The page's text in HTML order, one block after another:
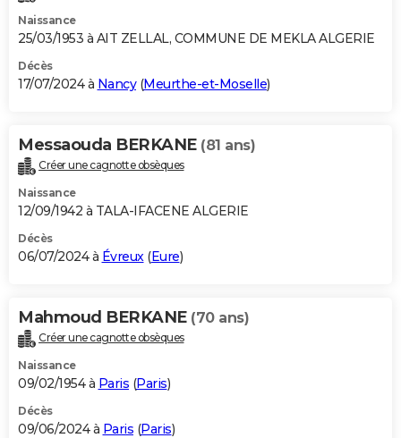
Naissance
25/03/1953 à AIT ZELLAL, COMMUNE DE MEKLA ALGERIE
Décès
17/07/2024 à Nancy(Meurthe-et-Moselle)
Messaouda BERKANE (81 ans)
Créer une cagnotte obsèques
Naissance
12/09/1942 à TALA-IFACENE ALGERIE
Décès
06/07/2024 à Évreux(Eure)
Mahmoud BERKANE (70 ans)
Créer une cagnotte obsèques
Naissance
09/02/1954 à Paris (Paris)
Décès
09/06/2024 à Paris (Paris)